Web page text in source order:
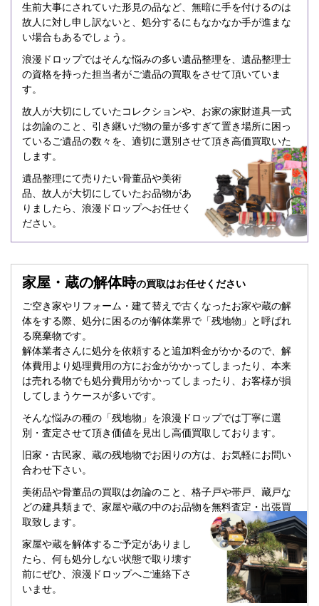
生前大事にされていた形見の品など、無暗に手を付けるのは
故人に対し申し訳ないと、処分するにもなかなか手が進まな
い場合もあるでしょう。
浪漫ドロップではそんな悩みの多い遺品整理を、遺品整理士
の資格を持った担当者がご遺品の買取をさせて頂いていま
す。
故人が大切にしていたコレクションや、お家の家財道具一式
は勿論のこと、引き継いだ物の量が多すぎて置き場所に困っ
ているご遺品の数々を、適切に選別させて頂き高価買取いた
します。
遺品整理にて売りたい骨董品や美術
品、故人が大切にしていたお品物があ
りましたら、浪漫ドロップへお任せく
ださい。
家屋・蔵の解体時の買取はお任せください
ご空き家やリフォーム・建て替えで古くなったお家や蔵の解
体をする際、処分に困るのが解体業界で「残地物」と呼ばれ
る廃棄物です。
解体業者さんに処分を依頼すると追加料金がかかるので、解
体費用より処理費用の方にお金がかかってしまったり、本来
は売れる物でも処分費用がかかってしまったり、お客様が損
してしまうケースが多いです。
そんな悩みの種の「残地物」を浪漫ドロップでは丁寧に選
別・査定させて頂き価値を見出し高価買取しております。
旧家・古民家、蔵の残地物でお困りの方は、お気軽にお問い
合わせ下さい。
美術品や骨董品の買取は勿論のこと、格子戸や帯戸、藏戸な
どの建具類まで、家屋や蔵の中のお品物を無料査定・出張買
取致します。
家屋や蔵を解体するご予定がありまし
たら、何も処分しない状態で取り壊す
前にぜひ、浪漫ドロップへご連絡下さ
いませ。